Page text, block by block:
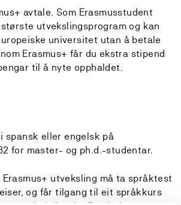
avtale. Som Erasmusstudent
utvekslingsprogram og kan
universitet utan å betale
Erasmus+ får du ekstra stipend
til å nyte opphaldet.
spansk eller engelsk på
for master- og ph.d.-studentar.
utveksling må ta språktest
og får tilgang til eit språkkurs